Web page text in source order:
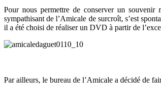
Pour nous permettre de conserver un
sympathisant de l’Amicale de surcroît, s’est
il a été choisi de réaliser un DVD à partir de
Par ailleurs, le bureau de l’Amicale a décidé de